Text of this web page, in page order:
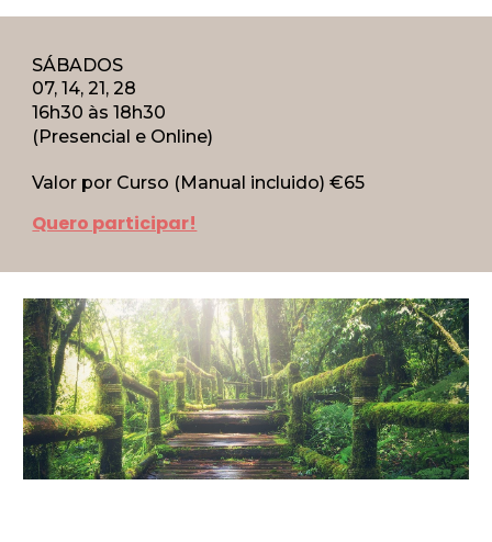
SÁBADOS
07, 14, 21, 28
16h30 às 18h30
(Presencial e Online)
Valor por Curso (Manual incluido) €65
Quero participar!